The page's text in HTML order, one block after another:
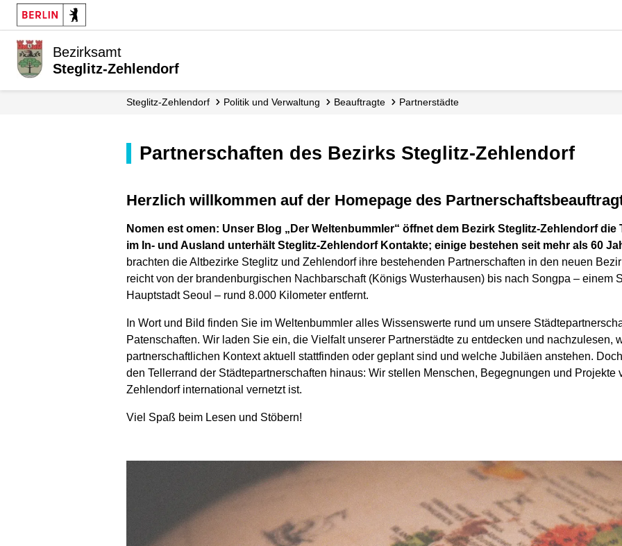
Bezirksamt
Steglitz-Zehlendorf
Steglitz-Zehlendorf Politik und Verwaltung Beauftragte Partnerstädte
Partnerschaften des Bezirks Steglitz-Zehlendorf
Herzlich willkommen auf der Homepage des
Nomen est omen: Unser Blog „Der Weltenbummler“ öffnet dem Bezirk Steglitz-Zehlendorf die
im In- und Ausland unterhält Steglitz-Zehlendorf Kontakte; einige bestehen seit mehr als 60
brachten die Altbezirke Steglitz und Zehlendorf ihre bestehenden Partnerschaften in den neuen
reicht von der brandenburgischen Nachbarschaft (Königs Wusterhausen) bis nach Songpa – einem
Hauptstadt Seoul – rund 8.000 Kilometer entfernt.
In Wort und Bild finden Sie im Weltenbummler alles Wissenswerte rund um unsere
Patenschaften. Wir laden Sie ein, die Vielfalt unserer Partnerstädte zu entdecken und nachzulesen,
partnerschaftlichen Kontext aktuell stattfinden oder geplant sind und welche Jubiläen anstehen.
den Tellerrand der Städtepartnerschaften hinaus: Wir stellen Menschen, Begegnungen und
Zehlendorf international vernetzt ist.
Viel Spaß beim Lesen und Stöbern!